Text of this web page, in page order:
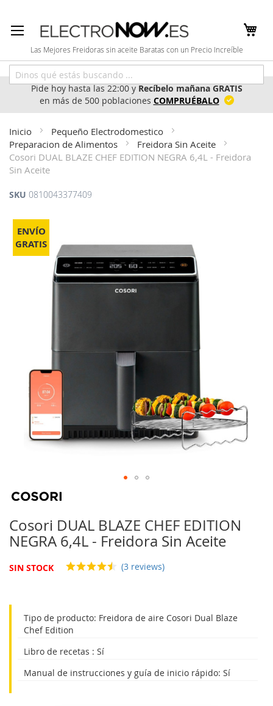
al
contenido
Las Mejores Freidoras sin aceite Baratas con un Precio Increíble
Pide hoy hasta las 22:00 yRecíbelo mañana GRATIS
en más de 500 poblaciones COMPRUÉBALO
Inicio
Pequeño Electrodomestico
Preparacion de Alimentos
Freidora Sin Aceite
Cosori DUAL BLAZE CHEF EDITION NEGRA 6,4L - Freidora
Sin Aceite
Cosori DUAL BLAZE CHEF EDITION
NEGRA 6,4L - Freidora Sin Aceite
SIN STOCK (3 reviews)
Tipo de producto: Freidora de aire Cosori Dual Blaze
Chef Edition
Libro de recetas : Sí
Manual de instrucciones y guía de inicio rápido: Sí
ENVÍO
GRATIS
SKU 0810043377409
Saltar
final
de
Saltar
al
de
la
de